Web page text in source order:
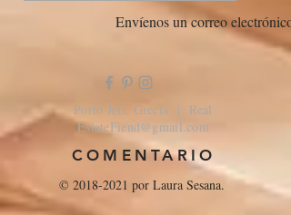
Envíenos un correo electrónico
Porto Jeli, Grecia | Real
EstateFiend@gmail.com
COMENTARIO
© 2018-2021 por Laura Sesana.